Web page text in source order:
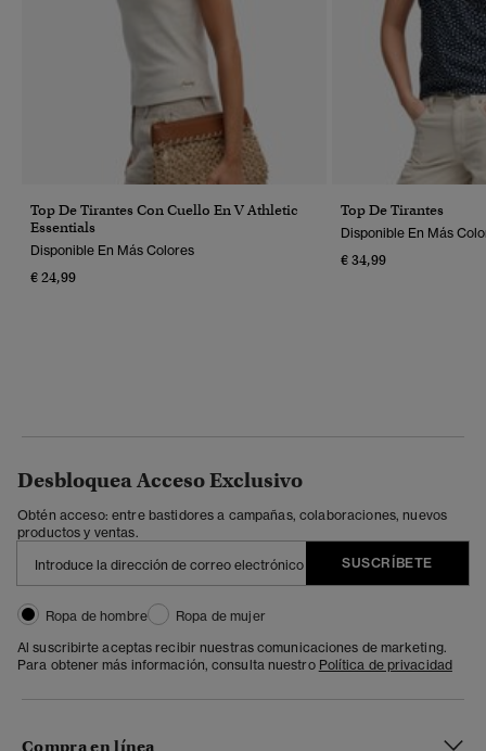
Top De Tirantes Con Cuello En V Athletic
Essentials
Disponible En Más Colores
€ 24,99
Top De Tirantes
Disponible En Más
€ 34,99
Desbloquea Acceso Exclusivo
Obtén acceso: entre bastidores a campañas, colaboraciones, nuevos
productos y ventas.
SUSCRÍBETE
Ropa de hombre
Ropa de mujer
Al suscribirte aceptas recibir nuestras comunicaciones de marketing.
Para obtener más información, consulta nuestro Política de privacidad
Compra en línea